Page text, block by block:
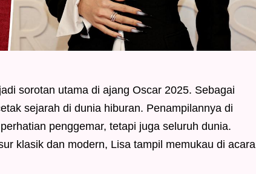
sorotan utama di ajang Oscar 2025. Sebagai
sejarah di dunia hiburan. Penampilannya di
penggemar, tetapi juga seluruh dunia.
klasik dan modern, Lisa tampil memukau di acara